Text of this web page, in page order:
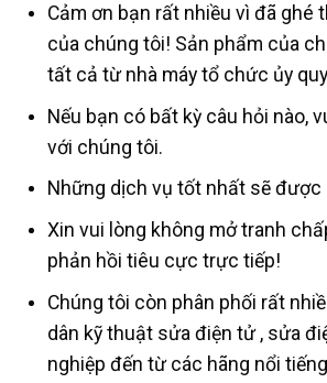
Cảm ơn bạn rất nhiều vì đã ghé
của chúng tôi! Sản phẩm của
tất cả từ nhà máy tổ chức ủy
Nếu bạn có bất kỳ câu hỏi nào,
với chúng tôi.
Những dịch vụ tốt nhất sẽ được
Xin vui lòng không mở tranh
phản hồi tiêu cực trực tiếp!
Chúng tôi còn phân phối rất
dân kỹ thuật sửa điện tử , sửa
nghiệp đến từ các hãng nổi